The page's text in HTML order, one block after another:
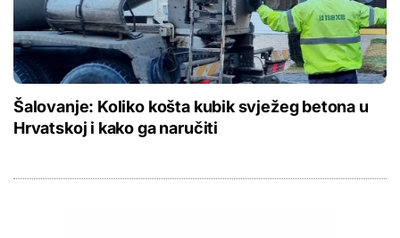
Šalovanje: Koliko košta kubik svježeg betona u
Hrvatskoj i kako ga naručiti